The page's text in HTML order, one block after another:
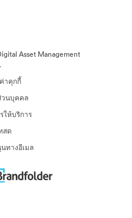
Asset Management
·
าคุกกี้
วนบุคคล
ให้บริการ
สด
ทางอีเมล